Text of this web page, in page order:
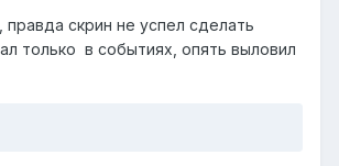
скрин не успел сделать
только в событиях, опять выловил